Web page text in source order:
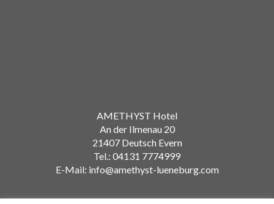
AMETHYST Hotel
An der Ilmenau 20
21407 Deutsch Evern
Tel.: 04131 7774999
E-Mail: info@amethyst-lueneburg.com